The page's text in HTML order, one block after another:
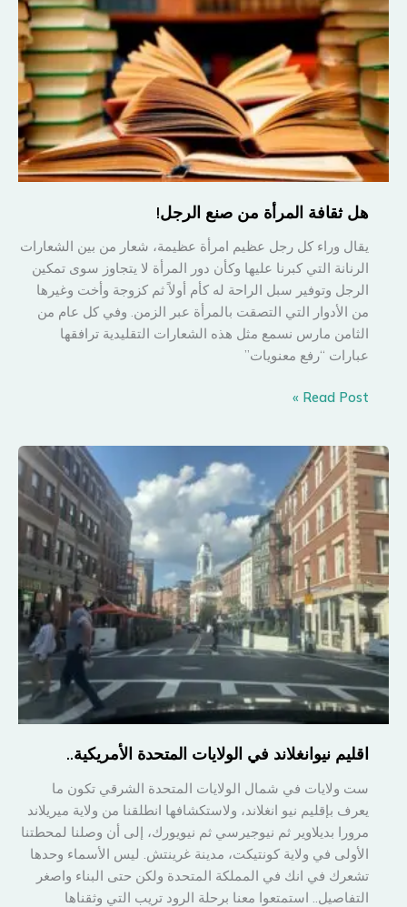
هل ثقافة المرأة من صنع الرجل!
يقال وراء كل رجل عظيم امرأة عظيمة، شعار من بين الشعارات
الرنانة التي كبرنا عليها وكأن دور المرأة لا يتجاوز سوى تمكين
الرجل وتوفير سبل الراحة له كأم أولاً ثم كزوجة وأخت وغيرها
من الأدوار التي التصقت بالمرأة عبر الزمن. وفي كل عام من
الثامن مارس نسمع مثل هذه الشعارات التقليدية ترافقها
عبارات “رفع معنويات”
هل
من
صنع
الرجل!
Read Post »
اقليم نيوانغلاند في الولايات المتحدة الأمريكية..
ست ولايات في شمال الولايات المتحدة الشرقي تكون ما
يعرف بإقليم نيو انغلاند، ولاستكشافها انطلقنا من ولاية ميريلاند
مرورا بديلاوير ثم نيوجيرسي ثم نيويورك، إلى أن وصلنا لمحطتنا
الأولى في ولاية كونتيكت، مدينة غرينتش. ليس الأسماء وحدها
تشعرك في انك في المملكة المتحدة ولكن حتى البناء واصغر
التفاصيل.. استمتعوا معنا برحلة الرود تريب التي وثقناها